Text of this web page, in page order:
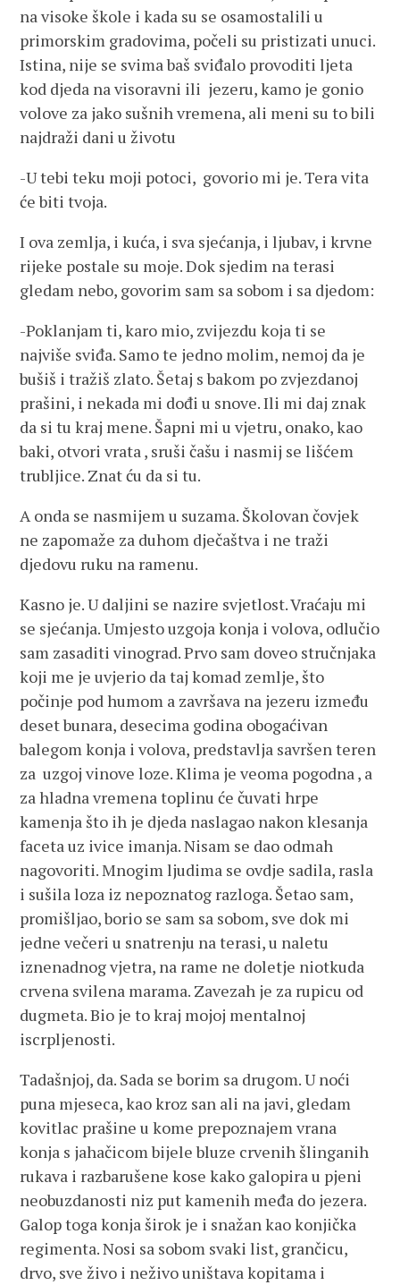
na visoke škole i kada su se osamostalili u
primorskim gradovima, počeli su pristizati unuci.
Istina, nije se svima baš sviđalo provoditi ljeta
kod djeda na visoravni ili jezeru, kamo je gonio
volove za jako sušnih vremena, ali meni su to bili
najdraži dani u životu
-U tebi teku moji potoci, govorio mi je. Tera vita
će biti tvoja.
I ova zemlja, i kuća, i sva sjećanja, i ljubav, i krvne
rijeke postale su moje. Dok sjedim na terasi
gledam nebo, govorim sam sa sobom i sa djedom:
-Poklanjam ti, karo mio, zvijezdu koja ti se
najviše sviđa. Samo te jedno molim, nemoj da je
bušiš i tražiš zlato. Šetaj s bakom po zvjezdanoj
prašini, i nekada mi dođi u snove. Ili mi daj znak
da si tu kraj mene. Šapni mi u vjetru, onako, kao
baki, otvori vrata , sruši čašu i nasmij se lišćem
trubljice. Znat ću da si tu.
A onda se nasmijem u suzama. Školovan čovjek
ne zapomaže za duhom dječaštva i ne traži
djedovu ruku na ramenu.
Kasno je. U daljini se nazire svjetlost. Vraćaju mi
se sjećanja. Umjesto uzgoja konja i volova, odlučio
sam zasaditi vinograd. Prvo sam doveo stručnjaka
koji me je uvjerio da taj komad zemlje, što
počinje pod humom a završava na jezeru između
deset bunara, desecima godina obogaćivan
balegom konja i volova, predstavlja savršen teren
za uzgoj vinove loze. Klima je veoma pogodna , a
za hladna vremena toplinu će čuvati hrpe
kamenja što ih je djeda naslagao nakon klesanja
faceta uz ivice imanja. Nisam se dao odmah
nagovoriti. Mnogim ljudima se ovdje sadila, rasla
i sušila loza iz nepoznatog razloga. Šetao sam,
promišljao, borio se sam sa sobom, sve dok mi
jedne večeri u snatrenju na terasi, u naletu
iznenadnog vjetra, na rame ne doletje niotkuda
crvena svilena marama. Zavezah je za rupicu od
dugmeta. Bio je to kraj mojoj mentalnoj
iscrpljenosti.
Tadašnjoj, da. Sada se borim sa drugom. U noći
puna mjeseca, kao kroz san ali na javi, gledam
kovitlac prašine u kome prepoznajem vrana
konja s jahačicom bijele bluze crvenih šlinganih
rukava i razbarušene kose kako galopira u pjeni
neobuzdanosti niz put kamenih međa do jezera.
Galop toga konja širok je i snažan kao konjička
regimenta. Nosi sa sobom svaki list, grančicu,
drvo, sve živo i neživo uništava kopitama i